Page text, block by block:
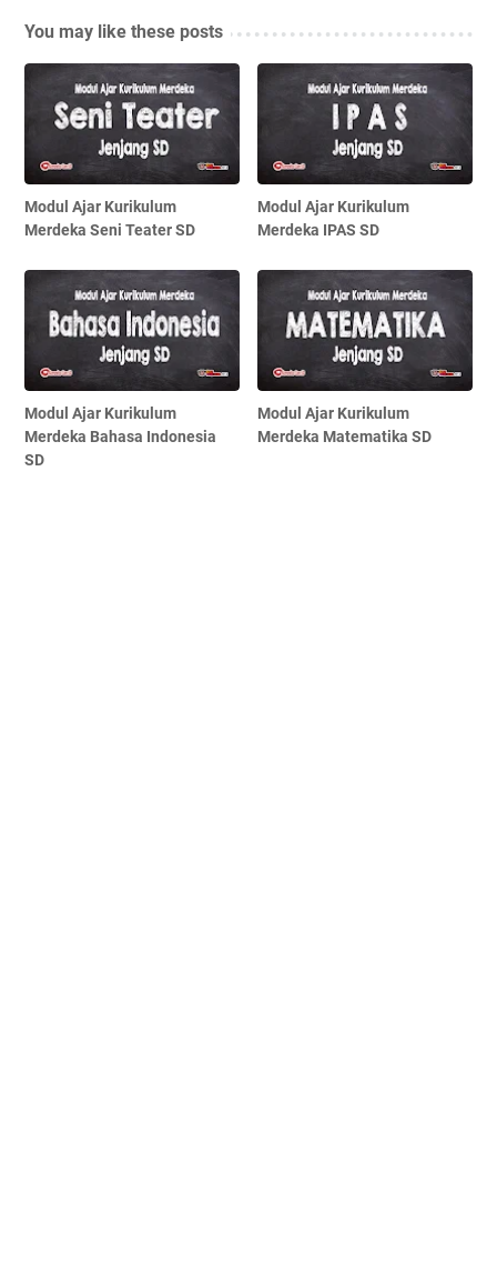
You may like these posts
Modul Ajar Kurikulum
Merdeka Seni Teater SD
Modul Ajar Kurikulum
Merdeka IPAS SD
Modul Ajar Kurikulum
Merdeka Bahasa Indonesia
SD
Modul Ajar Kurikulum
Merdeka Matematika SD